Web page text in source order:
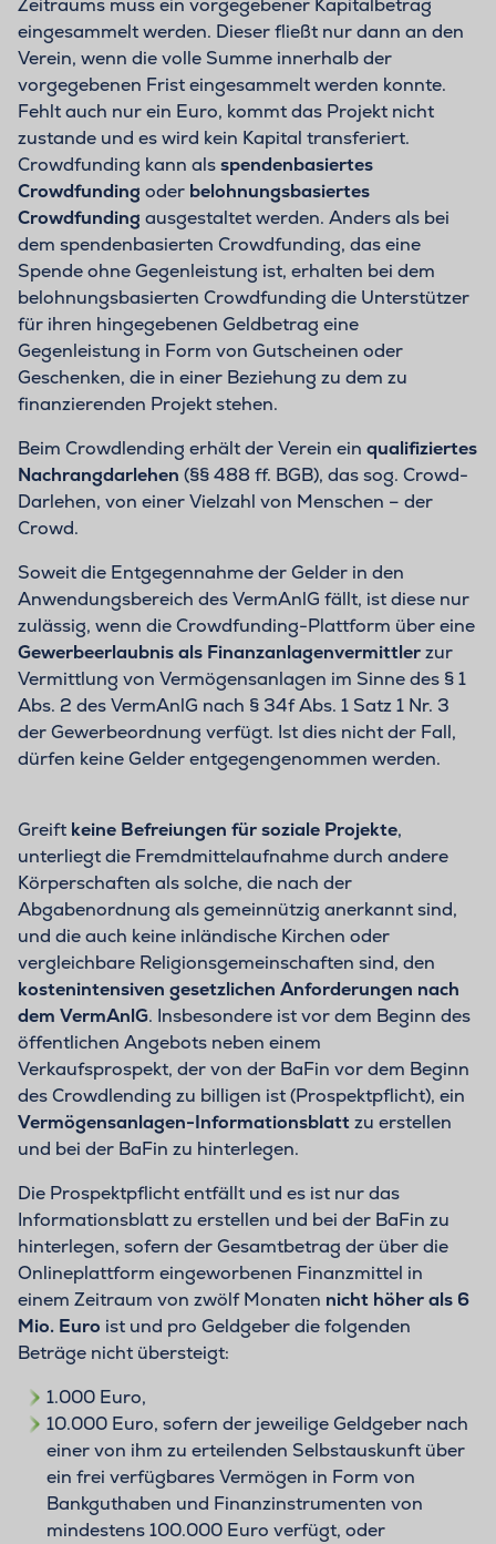
Zeitraums muss ein vorgegebener Kapitalbetrag
eingesammelt werden. Dieser fließt nur dann an den
Verein, wenn die volle Summe innerhalb der
vorgegebenen Frist eingesammelt werden konnte.
Fehlt auch nur ein Euro, kommt das Projekt nicht
zustande und es wird kein Kapital transferiert.
Crowdfunding kann alsspendenbasiertes
Crowdfunding oder belohnungsbasiertes
Crowdfunding ausgestaltet werden. Anders als bei
dem spendenbasierten Crowdfunding, das eine
Spende ohne Gegenleistung ist, erhalten bei dem
belohnungsbasierten Crowdfunding die Unterstützer
für ihren hingegebenen Geldbetrag eine
Gegenleistung in Form von Gutscheinen oder
Geschenken, die in einer Beziehung zu dem zu
finanzierenden Projekt stehen.
Beim Crowdlending erhält der Verein ein qualifiziertes
Nachrangdarlehen (§§ 488 ff. BGB), das sog. Crowd-
Darlehen, von einer Vielzahl von Menschen – der
Crowd.
Soweit die Entgegennahme der Gelder in den
Anwendungsbereich des VermAnlG fällt, ist diese nur
zulässig, wenn die Crowdfunding-Plattform über eine
Gewerbeerlaubnis als Finanzanlagenvermittlerzur
Vermittlung von Vermögensanlagen im Sinne des § 1
Abs. 2 des VermAnlG nach § 34f Abs. 1 Satz 1 Nr. 3
der Gewerbeordnung verfügt. Ist dies nicht der Fall,
dürfen keine Gelder entgegengenommen werden.
Greift keine Befreiungen für soziale Projekte,
unterliegt die Fremdmittelaufnahme durch andere
Körperschaften als solche, die nach der
Abgabenordnung als gemeinnützig anerkannt sind,
und die auch keine inländische Kirchen oder
vergleichbare Religionsgemeinschaften sind, den
kostenintensiven gesetzlichen Anforderungen nach
dem VermAnlG. Insbesondere ist vor dem Beginn des
öffentlichen Angebots neben einem
Verkaufsprospekt, der von der BaFin vor dem Beginn
des Crowdlending zu billigen ist (Prospektpflicht), ein
Vermögensanlagen-Informationsblattzu erstellen
und bei der BaFin zu hinterlegen.
Die Prospektpflicht entfällt und es ist nur das
Informationsblatt zu erstellen und bei der BaFin zu
hinterlegen, sofern der Gesamtbetrag der über die
Onlineplattform eingeworbenen Finanzmittel in
einem Zeitraum von zwölf Monaten nicht höher als 6
Mio. Euro ist und pro Geldgeber die folgenden
Beträge nicht übersteigt:
1.000 Euro,
10.000 Euro, sofern der jeweilige Geldgeber nach
einer von ihm zu erteilenden Selbstauskunft über
ein frei verfügbares Vermögen in Form von
Bankguthaben und Finanzinstrumenten von
mindestens 100.000 Euro verfügt, oder